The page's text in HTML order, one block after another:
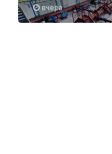
вчера